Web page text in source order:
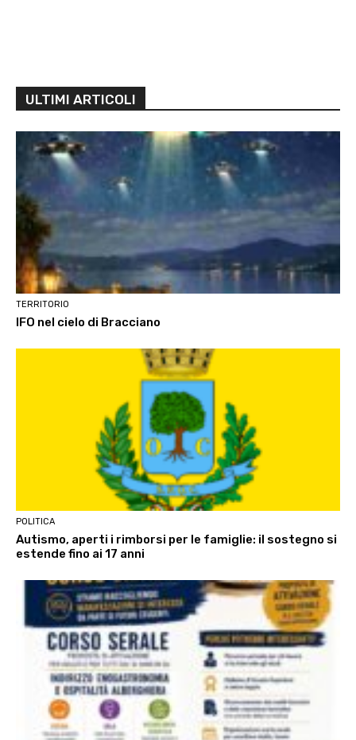
ULTIMI ARTICOLI
TERRITORIO
IFO nel cielo di Bracciano
POLITICA
Autismo, aperti i rimborsi per le famiglie: il sostegno si
estende fino ai 17 anni